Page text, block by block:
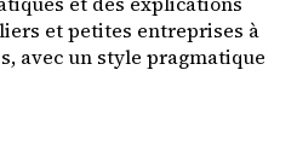
et petites entreprises à
avec un style pragmatique